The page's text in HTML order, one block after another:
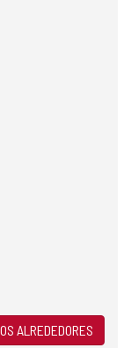
ALREDEDORES